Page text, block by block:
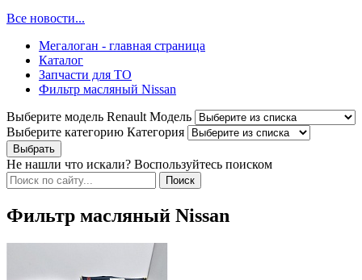
Все новости...
Мегалоган - главная страница
Каталог
Запчасти для ТО
Фильтр масляный Nissan
Выберите модель Renault Модель
Выберите категорию Категория
Не нашли что искали? Воспользуйтесь поиском
Фильтр масляный Nissan